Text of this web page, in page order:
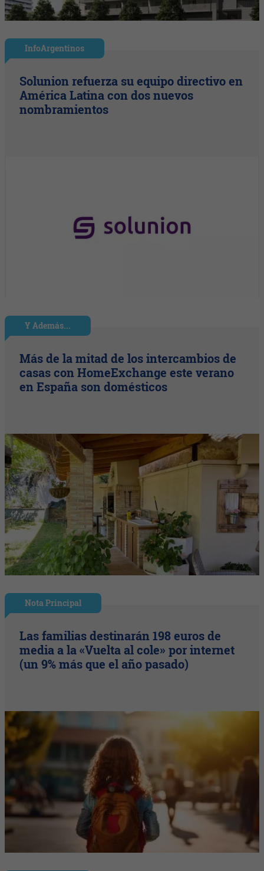
InfoArgentinos
Solunion refuerza su equipo directivo en
América Latina con dos nuevos
nombramientos
Y Además...
Más de la mitad de los intercambios de
casas con HomeExchange este verano
en España son domésticos
Nota Principal
Las familias destinarán 198 euros de
media a la «Vuelta al cole» por internet
(un 9% más que el año pasado)